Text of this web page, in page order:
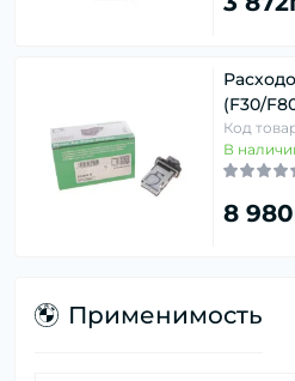
(F30/
Код
В
8
Применимость